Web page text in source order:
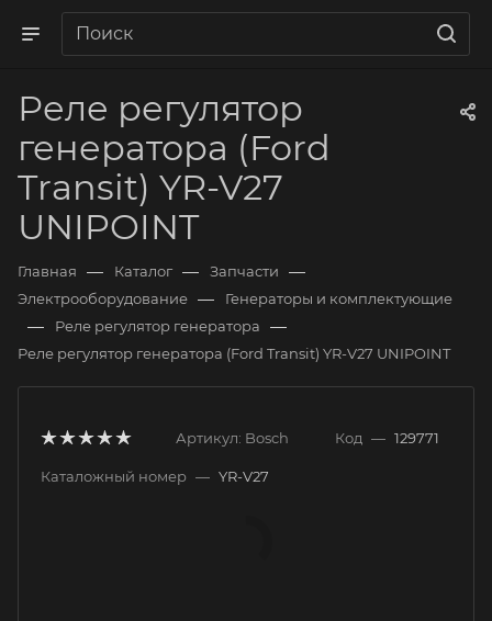
Реле регулятор
генератора (Ford
Transit) YR-V27
UNIPOINT
Главная — Каталог — Запчасти —
Электрооборудование — Генераторы и комплектующие
— Реле регулятор генератора —
Реле регулятор генератора (Ford Transit) YR-V27 UNIPOINT
Артикул: Bosch Код — 129771
Каталожный номер — YR-V27